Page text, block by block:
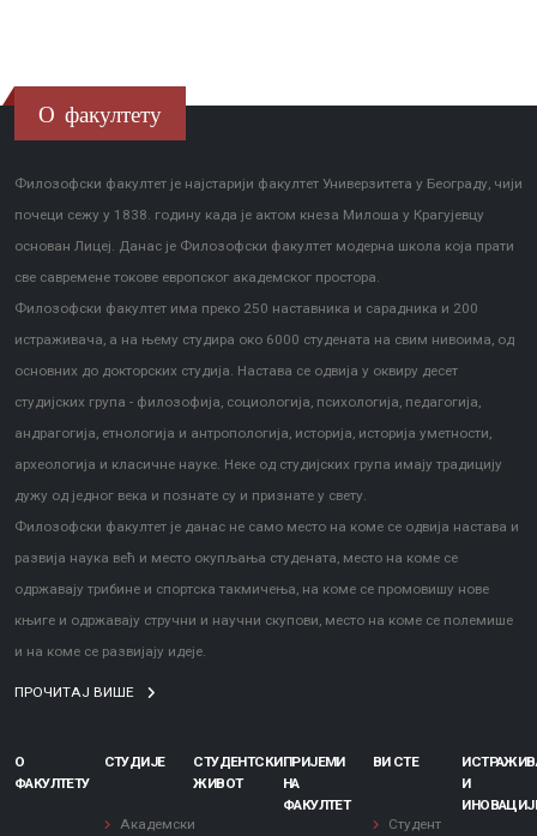
О факултету
Филозофски факултет је најстарији факултет Универзитета у Београду, чији
почеци сежу у 1838. годину када је актом кнеза Милоша у Крагујевцу
основан Лицеј. Данас је Филозофски факултет модерна школа која прати
све савремене токове европског академског простора.
Филозофски факултет има преко 250 наставника и сарадника и 200
истраживача, а на њему студира око 6000 студената на свим нивоима, од
основних до докторских студија. Настава се одвија у оквиру десет
студијских група - филозофија, социологија, психологија, педагогија,
андрагогија, етнологија и антропологија, историја, историја уметности,
археологија и класичне науке. Неке од студијских група имају традицију
дужу од једног века и познате су и признате у свету.
Филозофски факултет је данас не само место на коме се одвија настава и
развија наука већ и место окупљања студената, место на коме се
одржавају трибине и спортска такмичења, на коме се промовишу нове
књиге и одржавају стручни и научни скупови, место на коме се полемише
и на коме се развијају идеје.
ПРОЧИТАЈ ВИШЕ
О
ФАКУЛТЕТУ
СТУДИЈЕ
Академски
СТУДЕНТСКИ
ЖИВОТ
ПРИЈЕМИ
НА
ФАКУЛТЕТ
ВИ СТЕ
Студент
И